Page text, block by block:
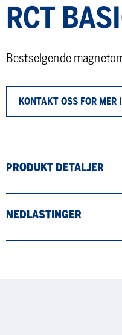
RCT
Bestselgende
KONTAKT OSS FOR MER
PRODUKT DETALJER
NEDLASTINGER